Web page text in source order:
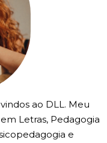
ao DLL. Meu
Letras, Pedagogia
e